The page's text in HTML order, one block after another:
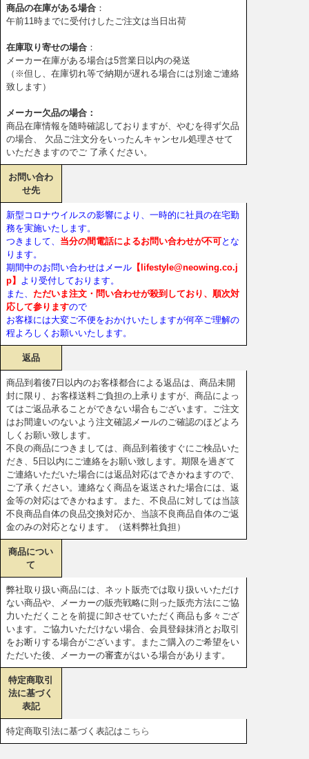
商品の在庫がある場合 ：
午前11時までに受付けしたご注文は当日出荷
在庫取り寄せの場合 ：
メーカー在庫がある場合は5営業日以内の発送
（※但し、在庫切れ等で納期が遅れる場合には別途ご連絡
致します）
メーカー欠品の場合：
商品在庫情報を随時確認しておりますが、やむを得ず欠品
の場合、 欠品ご注文分をいったんキャンセル処理させて
いただきますのでご 了承ください。
お問い合わ
せ先
新型コロナウイルスの影響により、一時的に社員の在宅勤
務を実施いたします。
つきまして、 当分の間電話によるお問い合わせが不可とな
ります。
期間中のお問い合わせはメール 【lifestyle@neowing.co.j
p】
より受付しております。
また、 ただいま注文・問い合わせが殺到しており、順次対
応して参りますので
お客様には大変ご不便をおかけいたしますが何卒ご理解の
程よろしくお願いいたします。
返品
商品到着後7日以内のお客様都合による返品は、商品未開
封に限り、お客様送料ご負担の上承りますが、商品によっ
てはご返品承ることができない場合もございます。ご注文
はお間違いのないよう注文確認メールのご確認のほどよろ
しくお願い致します。
不良の商品につきましては、商品到着後すぐにご検品いた
だき、5日以内にご連絡をお願い致します。期限を過ぎて
ご連絡いただいた場合には返品対応はできかねますので、
ご了承ください。連絡なく商品を返送された場合には、返
金等の対応はできかねます。また、不良品に対しては当該
不良商品自体の良品交換対応か、当該不良商品自体のご返
金のみの対応となります。（送料弊社負担）
商品につい
て
弊社取り扱い商品には、ネット販売では取り扱いいただけ
ない商品や、メーカーの販売戦略に則った販売方法にご協
力いただくことを前提に卸させていただく商品も多々ござ
います。ご協力いただけない場合、会員登録抹消とお取引
をお断りする場合がございます。またご購入のご希望をい
ただいた後、メーカーの審査がはいる場合があります。
特定商取引
法に基づく
表記
特定商取引法に基づく表記は こちら